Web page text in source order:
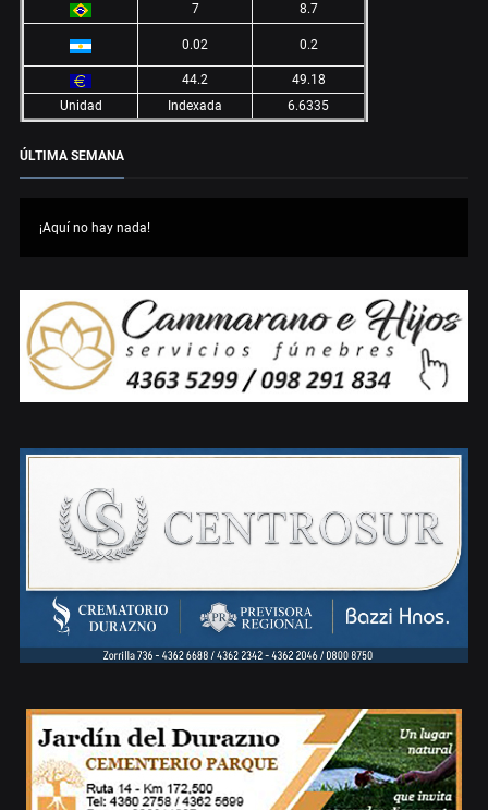
7 8.7
0.02 0.2
44.2
49.18
Unidad
Indexada 6.6335
ÚLTIMA SEMANA
¡Aquí no hay nada!